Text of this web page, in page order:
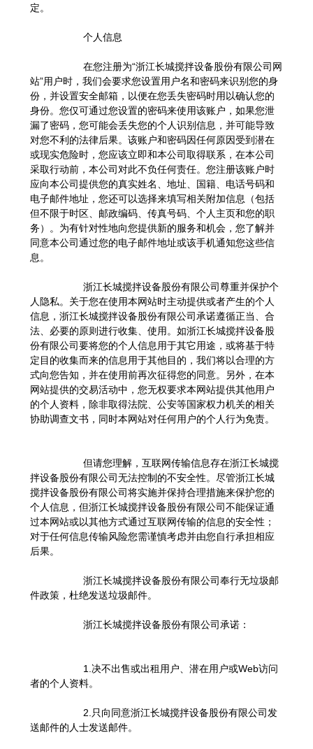
定。
个人信息
在您注册为“浙江长城搅拌设备股份有限公司网
站”用户时，我们会要求您设置用户名和密码来识别您的身
份，并设置安全邮箱，以便在您丢失密码时用以确认您的
身份。您仅可通过您设置的密码来使用该账户，如果您泄
漏了密码，您可能会丢失您的个人识别信息，并可能导致
对您不利的法律后果。该账户和密码因任何原因受到潜在
或现实危险时，您应该立即和本公司取得联系，在本公司
采取行动前，本公司对此不负任何责任。您注册该账户时
应向本公司提供您的真实姓名、地址、国籍、电话号码和
电子邮件地址，您还可以选择来填写相关附加信息（包括
但不限于时区、邮政编码、传真号码、个人主页和您的职
务）。为有针对性地向您提供新的服务和机会，您了解并
同意本公司通过您的电子邮件地址或该手机通知您这些信
息。
浙江长城搅拌设备股份有限公司尊重并保护个
人隐私。关于您在使用本网站时主动提供或者产生的个人
信息，浙江长城搅拌设备股份有限公司承诺遵循正当、合
法、必要的原则进行收集、使用。如浙江长城搅拌设备股
份有限公司要将您的个人信息用于其它用途，或将基于特
定目的收集而来的信息用于其他目的，我们将以合理的方
式向您告知，并在使用前再次征得您的同意。另外，在本
网站提供的交易活动中，您无权要求本网站提供其他用户
的个人资料，除非取得法院、公安等国家权力机关的相关
协助调查文书，同时本网站对任何用户的个人行为免责。
但请您理解，互联网传输信息存在浙江长城搅
拌设备股份有限公司无法控制的不安全性。尽管浙江长城
搅拌设备股份有限公司将实施并保持合理措施来保护您的
个人信息，但浙江长城搅拌设备股份有限公司不能保证通
过本网站或以其他方式通过互联网传输的信息的安全性；
对于任何信息传输风险您需谨慎考虑并由您自行承担相应
后果。
浙江长城搅拌设备股份有限公司奉行无垃圾邮
件政策，杜绝发送垃圾邮件。
浙江长城搅拌设备股份有限公司承诺：
1.决不出售或出租用户、潜在用户或Web访问
者的个人资料。
2.只向同意浙江长城搅拌设备股份有限公司发
送邮件的人士发送邮件。